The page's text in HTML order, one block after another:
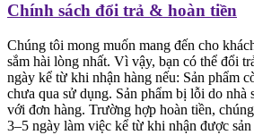
Chính sách đổi trả & hoàn tiền
Chúng tôi mong muốn mang đến cho
sắm hài lòng nhất. Vì vậy, bạn có thể đổi
ngày kể từ khi nhận hàng nếu: Sản phẩm
chưa qua sử dụng. Sản phẩm bị lỗi do nhà
với đơn hàng. Trường hợp hoàn tiền,
3–5 ngày làm việc kể từ khi nhận được sản